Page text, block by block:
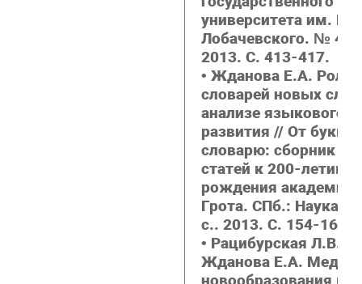
университета им.
Лобачевского. №
2013. С. 413-417.
• Жданова Е.А. Роль
словарей новых
анализе языкового
развития // От буквы
словарю: сборник
статей к 200-летию
рождения
Грота. СПб.: Наука.
с.. 2013. С. 154-160.
• Рацибурская Л.В.,
Жданова Е.А.
новообразования как